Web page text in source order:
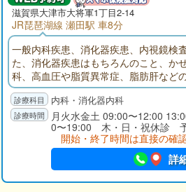
滋賀県大津市大将軍1丁目2-14
JR琵琶湖線 瀬田駅 車8分
一般内科疾患、消化器疾患、内視鏡検
た、消化器疾患はもちろんのこと、か
科、高血圧や脂質異常症、脂肪肝など
防接種などなんでもお気軽にご相談く
内科・消化器内科
月火水金土 09:00〜12:00
0〜19:00 木・日・祝休診 予
開始・終了時間は直接の確
詳